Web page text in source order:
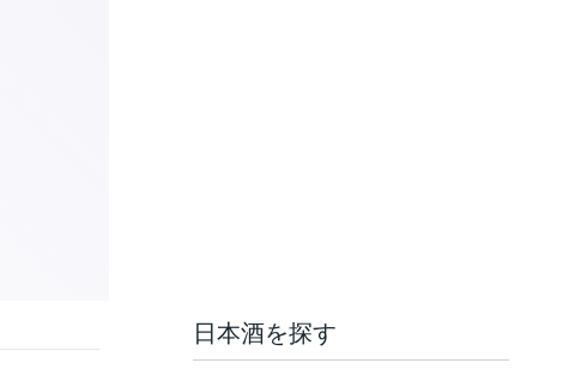
日本酒を探す